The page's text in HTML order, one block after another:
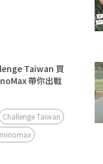
Taiwan 買
帶你出戰
Challenge Taiwan